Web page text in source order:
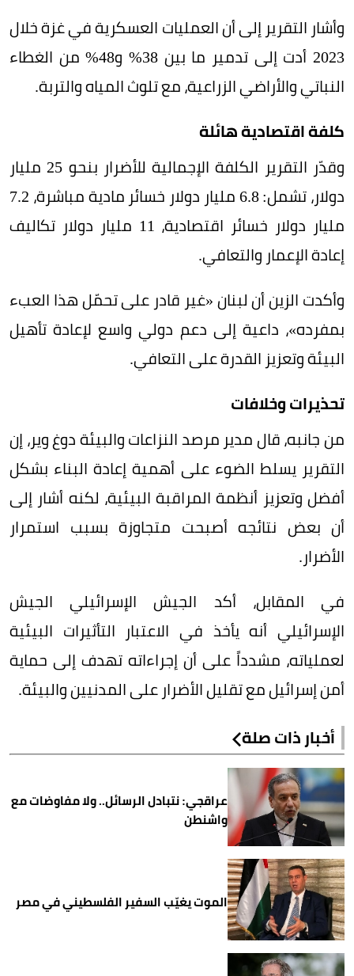
وأشار التقرير إلى أن العمليات العسكرية في غزة خلال
2023 أدت إلى تدمير ما بين 38% و48% من الغطاء
النباتي والأراضي الزراعية، مع تلوث المياه والتربة.
كلفة اقتصادية هائلة
وقدّر التقرير الكلفة الإجمالية للأضرار بنحو 25 مليار
دولار، تشمل: 6.8 مليار دولار خسائر مادية مباشرة، 7.2
مليار دولار خسائر اقتصادية، 11 مليار دولار تكاليف
إعادة الإعمار والتعافي.
وأكدت الزين أن لبنان «غير قادر على تحمّل هذا العبء
بمفرده»، داعية إلى دعم دولي واسع لإعادة تأهيل
البيئة وتعزيز القدرة على التعافي.
تحذيرات وخلافات
من جانبه، قال مدير مرصد النزاعات والبيئة دوغ وير، إن
التقرير يسلط الضوء على أهمية إعادة البناء بشكل
أفضل وتعزيز أنظمة المراقبة البيئية، لكنه أشار إلى
أن بعض نتائجه أصبحت متجاوزة بسبب استمرار
الأضرار.
في المقابل، أكد الجيش الإسرائيلي الجيش
الإسرائيلي أنه يأخذ في الاعتبار التأثيرات البيئية
لعملياته، مشدداً على أن إجراءاته تهدف إلى حماية
أمن إسرائيل مع تقليل الأضرار على المدنيين والبيئة.
أخبار ذات صلة
عراقجي: نتبادل الرسائل.. ولا مفاوضات مع
واشنطن
الموت يغيّب السفير الفلسطيني في مصر